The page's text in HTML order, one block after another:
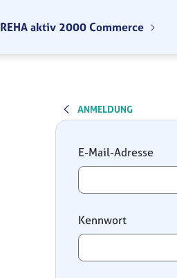
REHA aktiv 2000 Commerce
ANMELDUNG
Anmeldung
E-Mail-Adresse
Kennwort